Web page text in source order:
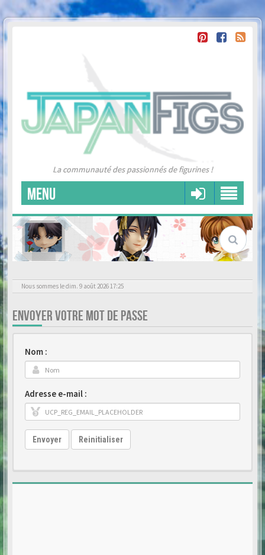
La communauté des passionnés de figurines !
MENU
Nous sommes le dim. 9 août 2026 17:25
ENVOYER VOTRE MOT DE PASSE
Nom :
Adresse e-mail :
Envoyer Reinitialiser